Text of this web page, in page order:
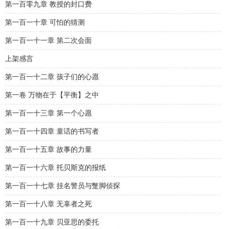
第一百零九章 教授的封口费
第一百一十章 可怕的猜测
第一百一十一章 第二次会面
上架感言
第一百一十二章 孩子们的心愿
第一卷 万物在于【平衡】之中
第一百一十三章 第一个心愿
第一百一十四章 童话的书写者
第一百一十五章 故事的力量
第一百一十六章 托贝斯克的报纸
第一百一十七章 挂名警员与蹩脚侦探
第一百一十八章 无辜者之死
第一百一十九章 贝亚思的委托